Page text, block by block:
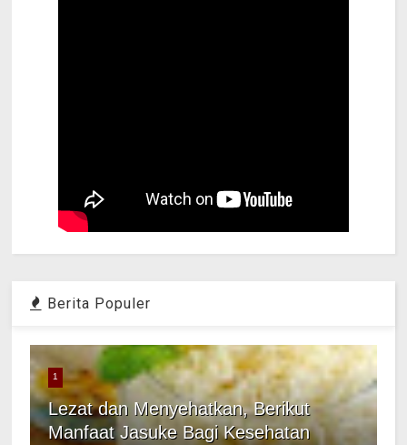
Berita Populer
1
Lezat dan Menyehatkan, Berikut
Manfaat Jasuke Bagi Kesehatan